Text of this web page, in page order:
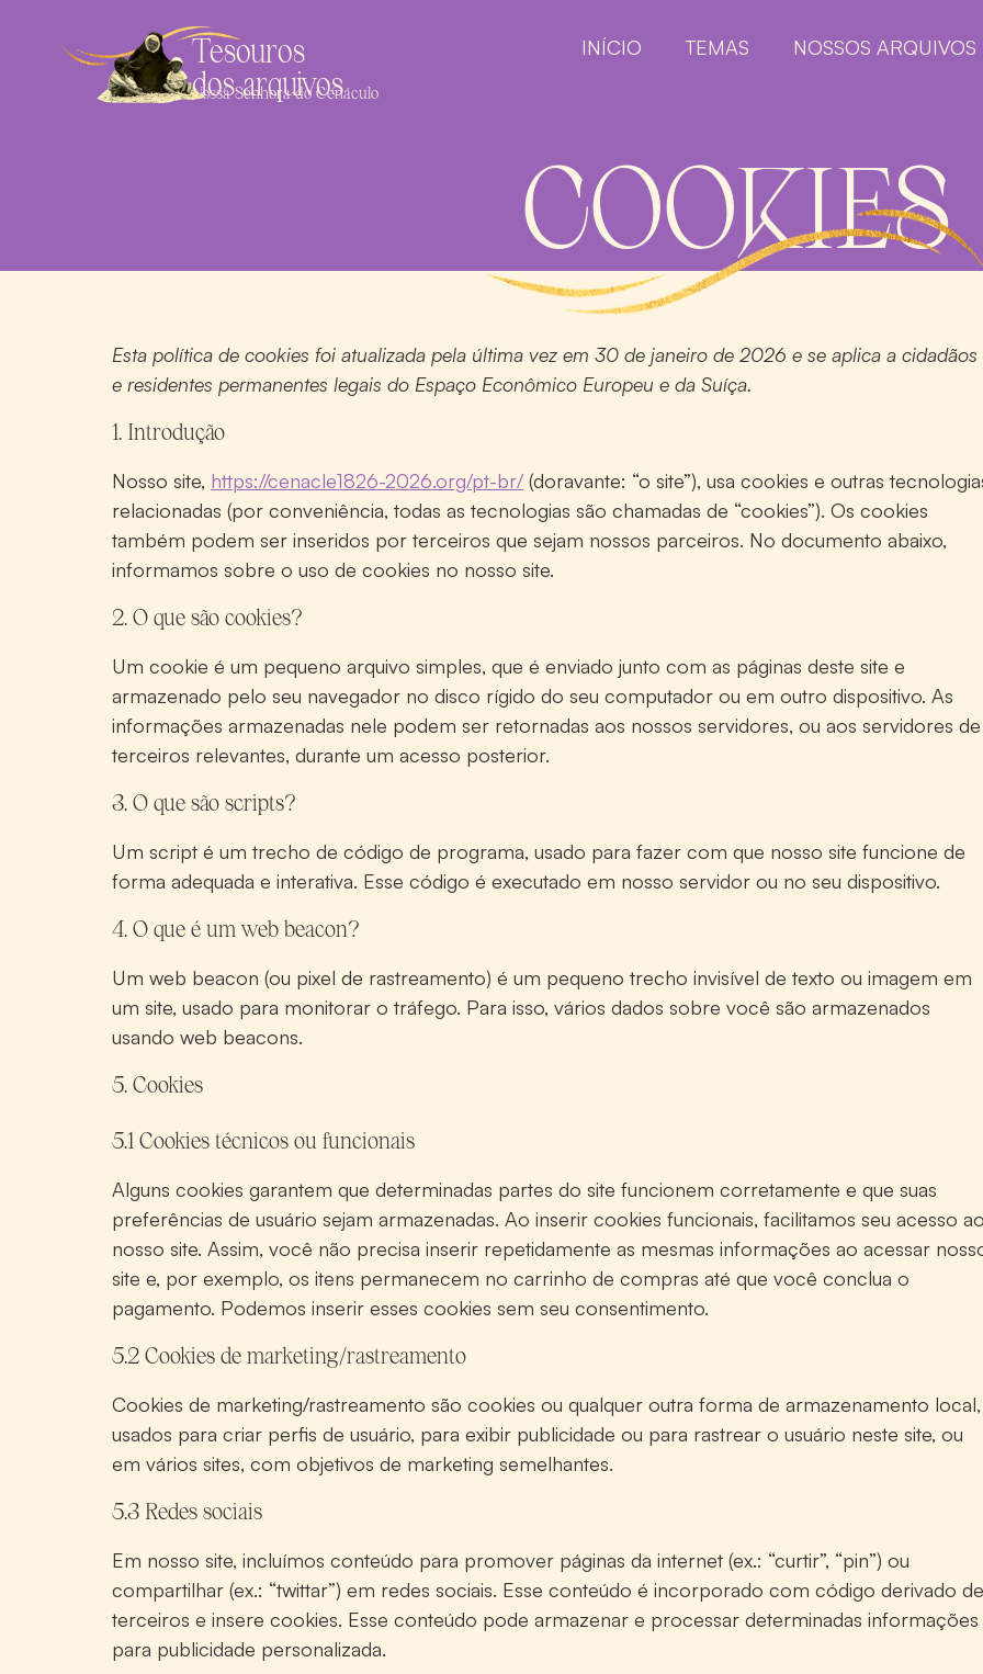
Tesouros
dos arquivos
Nossa Senhora do Cenáculo
INÍCIO TEMAS NOSSOS ARQUIVOS
COOKIES
Esta política de cookies foi atualizada pela última vez em 30 de janeiro de 2026 e se aplica a cidadãos
e residentes permanentes legais do Espaço Econômico Europeu e da Suíça.
1. Introdução
Nosso site, https://cenacle1826-2026.org/pt-br/ (doravante: “o site”), usa cookies e outras
relacionadas (por conveniência, todas as tecnologias são chamadas de “cookies”). Os cookies
também podem ser inseridos por terceiros que sejam nossos parceiros. No documento abaixo,
informamos sobre o uso de cookies no nosso site.
2. O que são cookies?
Um cookie é um pequeno arquivo simples, que é enviado junto com as páginas deste site e
armazenado pelo seu navegador no disco rígido do seu computador ou em outro dispositivo. As
informações armazenadas nele podem ser retornadas aos nossos servidores, ou aos servidores de
terceiros relevantes, durante um acesso posterior.
3. O que são scripts?
Um script é um trecho de código de programa, usado para fazer com que nosso site funcione de
forma adequada e interativa. Esse código é executado em nosso servidor ou no seu dispositivo.
4. O que é um web beacon?
Um web beacon (ou pixel de rastreamento) é um pequeno trecho invisível de texto ou imagem em
um site, usado para monitorar o tráfego. Para isso, vários dados sobre você são armazenados
usando web beacons.
5. Cookies
5.1 Cookies técnicos ou funcionais
Alguns cookies garantem que determinadas partes do site funcionem corretamente e que suas
preferências de usuário sejam armazenadas. Ao inserir cookies funcionais, facilitamos seu acesso
nosso site. Assim, você não precisa inserir repetidamente as mesmas informações ao acessar
site e, por exemplo, os itens permanecem no carrinho de compras até que você conclua o
pagamento. Podemos inserir esses cookies sem seu consentimento.
5.2 Cookies de marketing/rastreamento
Cookies de marketing/rastreamento são cookies ou qualquer outra forma de armazenamento local,
usados para criar perfis de usuário, para exibir publicidade ou para rastrear o usuário neste site, ou
em vários sites, com objetivos de marketing semelhantes.
5.3 Redes sociais
Em nosso site, incluímos conteúdo para promover páginas da internet (ex.: “curtir”, “pin”) ou
compartilhar (ex.: “twittar”) em redes sociais. Esse conteúdo é incorporado com código derivado de
terceiros e insere cookies. Esse conteúdo pode armazenar e processar determinadas informações
para publicidade personalizada.